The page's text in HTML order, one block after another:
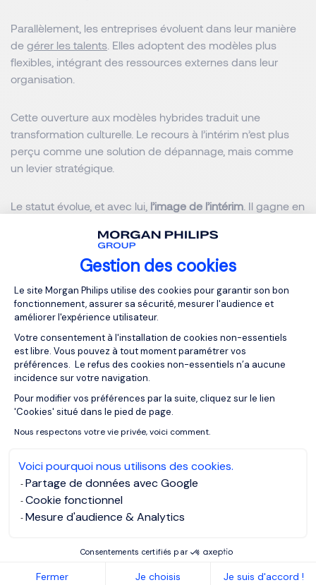
Gestion des cookies
Plateforme de Gestion du
Le site Morgan Philips utilise des cookies pour garantir son bon
fonctionnement, assurer sa sécurité, mesurer l'audience et
améliorer l'expérience utilisateur.
Votre consentement à l'installation de cookies non-essentiels
est libre. Vous pouvez à tout moment paramétrer vos
préférences. Le refus des cookies non-essentiels n’a aucune
incidence sur votre navigation.
Pour modifier vos préférences par la suite, cliquez sur le lien
'Cookies' situé dans le pied de page.
Nous respectons votre vie privée, voici comment.
Voici pourquoi nous utilisons des cookies.
Partage de données avec Google
Cookie fonctionnel
Mesure d'audience & Analytics
Consentements certifiés par
Fermer Je choisis Je suis d'accord !
Axeptio consent
Parallèlement, les entreprises évoluent dans leur manière
de gérer les talents . Elles adoptent des modèles plus
flexibles, intégrant des ressources externes dans leur
organisation.
Cette ouverture aux modèles hybrides traduit une
transformation culturelle. Le recours à l’intérim n’est plus
perçu comme une solution de dépannage, mais comme
un levier stratégique.
Le statut évolue, et avec lui, l’image de l’intérim . Il gagne en
auprès des profils expérimentés.
L’intérim comme tremplin
stratégique
Tester un nouveau secteur
opportunité unique de tester de nouveaux
Il permet de découvrir des organisations différentes,
d’explorer de nouvelles cultures d’entreprise et d’évaluer
leur adéquation avec ses propres valeurs.
contexte de mobilité ou de questionnement professionnel.